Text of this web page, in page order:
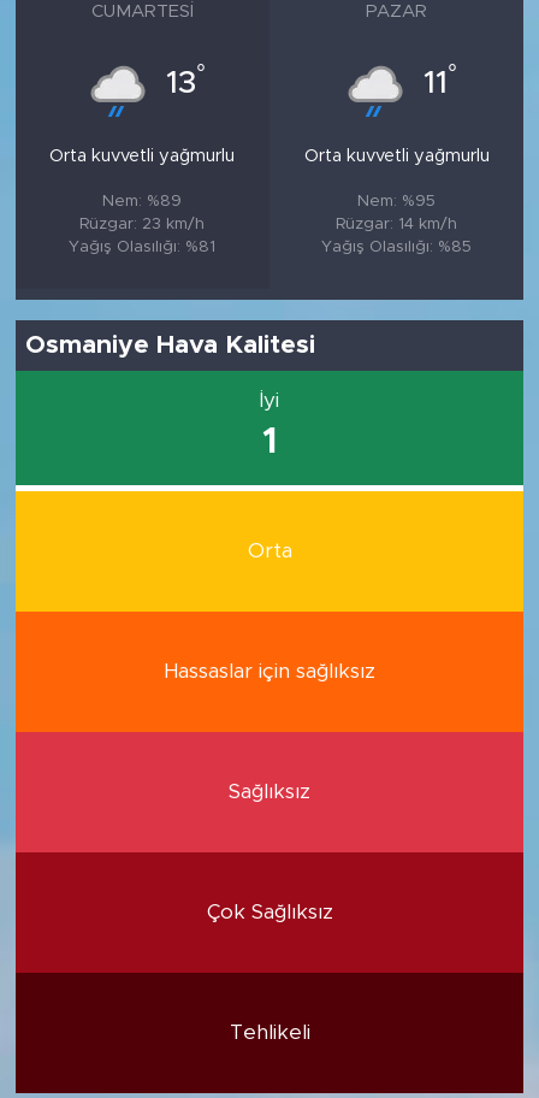
CUMARTESI
13°
Orta kuvvetli yağmurlu
Nem: %89
Rüzgar: 23 km/h
Yağış Olasılığı: %81
PAZAR
11 °
Orta kuvvetli yağmurlu
Nem: %95
Rüzgar: 14 km/h
Yağış Olasılığı: %85
Osmaniye Hava Kalitesi
İyi
1
Orta
Hassaslar için sağlıksız
Sağlıksız
Çok Sağlıksız
Tehlikeli